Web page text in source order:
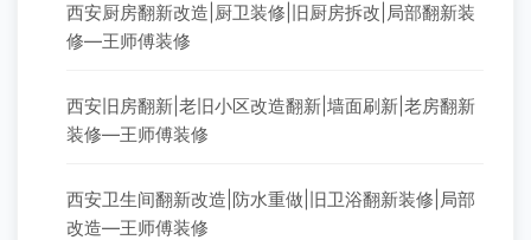
西安厨房翻新改造|厨卫装修|旧厨房拆改|局部翻新装
修—王师傅装修
西安旧房翻新|老旧小区改造翻新|墙面刷新|老房翻新
装修—王师傅装修
西安卫生间翻新改造|防水重做|旧卫浴翻新装修|局部
改造—王师傅装修